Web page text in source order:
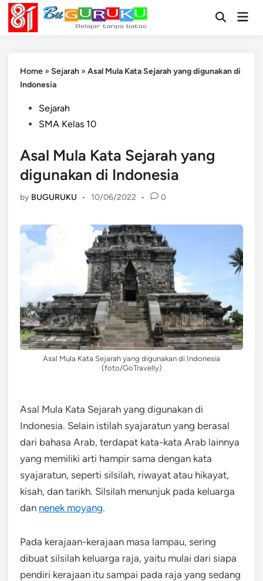
Skip
content
OpenMain
Home » Sejarah »Asal Mula Kata Sejarah yang digunakan di
Indonesia
PostedSejarah
SMA Kelas 10
Asal Mula Kata Sejarah yang
digunakan di Indonesia
by BUGURUKU • 10/06/2022 • 0
Asal Mula Kata Sejarah yang digunakan di Indonesia
(foto/GoTravelly)
Asal Mula Kata Sejarah yang digunakan di
Indonesia. Selain istilah syajaratun yang berasal
dari bahasa Arab, terdapat kata-kata Arab lainnya
yang memiliki arti hampir sama dengan kata
syajaratun, seperti silsilah, riwayat atau hikayat,
kisah, dan tarikh. Silsilah menunjuk pada keluarga
dan nenek moyang.
Pada kerajaan-kerajaan masa lampau, sering
dibuat silsilah keluarga raja, yaitu mulai dari siapa
pendiri kerajaan itu sampai pada raja yang sedang